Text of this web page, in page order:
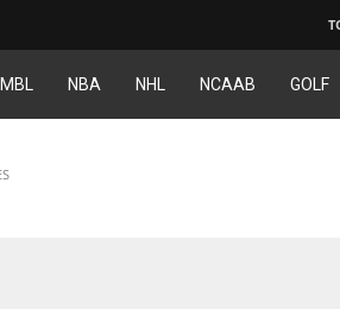
MBL NBA NHL NCAAB GOLF